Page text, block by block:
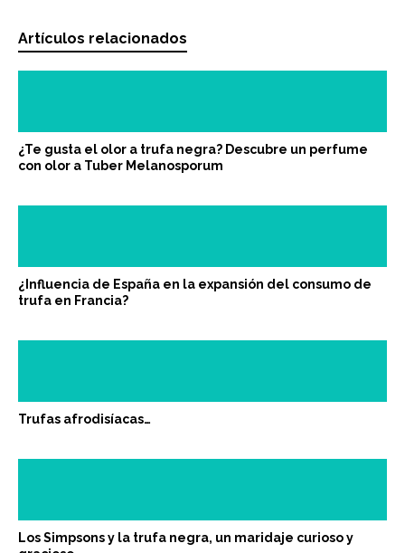
Artículos relacionados
¿Te gusta el olor a trufa negra? Descubre un perfume
con olor a Tuber Melanosporum
¿Influencia de España en la expansión del consumo de
trufa en Francia?
Trufas afrodisíacas…
Los Simpsons y la trufa negra, un maridaje curioso y